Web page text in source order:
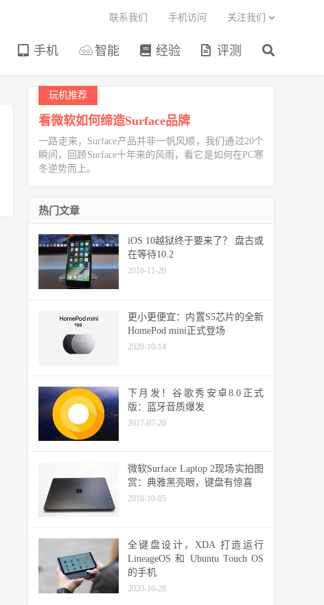
手机 智能 经验 评测
联系我们 手机访问 关注我们
玩机推荐
看微软如何缔造Surface品牌
一路走来，Surface产品并非一帆风顺，我们通过20个
瞬间，回顾Surface十年来的风雨，看它是如何在PC寒
冬逆势而上。
热门文章
iOS 10越狱终于要来了？ 盘古或
在等待10.2
2016-11-20
更小更便宜：内置S5芯片的全新
HomePod mini正式登场
2020-10-14
下月发！谷歌秀安卓8.0正式
版：蓝牙音质爆发
2017-07-20
微软Surface Laptop 2现场实拍图
赏：典雅黑亮眼，键盘有惊喜
2018-10-05
全键盘设计，XDA 打造运行
LineageOS 和 Ubuntu Touch OS
的手机
2020-10-28